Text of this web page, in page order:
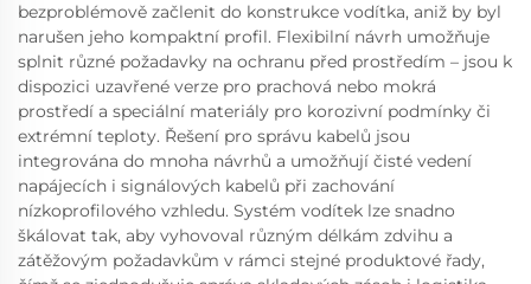
bezproblémově začlenit do konstrukce vodítka, aniž by byl
narušen jeho kompaktní profil. Flexibilní návrh umožňuje
splnit různé požadavky na ochranu před prostředím – jsou k
dispozici uzavřené verze pro prachová nebo mokrá
prostředí a speciální materiály pro korozivní podmínky či
extrémní teploty. Řešení pro správu kabelů jsou
integrována do mnoha návrhů a umožňují čisté vedení
napájecích i signálových kabelů při zachování
nízkoprofilového vzhledu. Systém vodítek lze snadno
škálovat tak, aby vyhovoval různým délkám zdvihu a
zátěžovým požadavkům v rámci stejné produktové řady,